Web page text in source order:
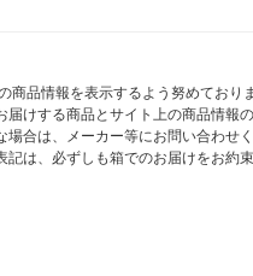
商品情報を表示するよう努めてお
けする商品とサイト上の商品情
合は、メーカー等にお問い合わせく
は、必ずしも箱でのお届けをお